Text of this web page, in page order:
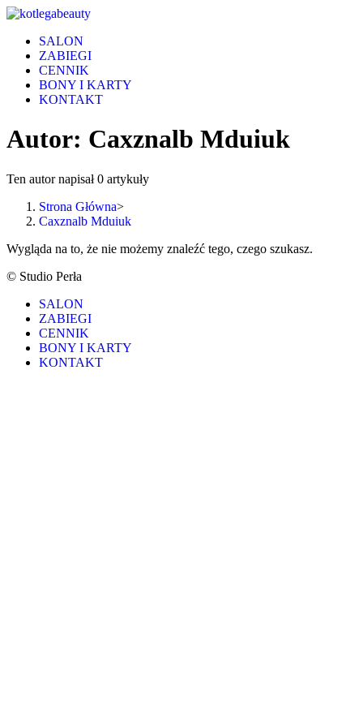
Skip
contentSALON
ZABIEGI
CENNIK
BONY I KARTY
KONTAKT
Autor: Caxznalb Mduiuk
Ten autor napisał 0 artykuły
Strona Główna>
Caxznalb Mduiuk
Wygląda na to, że nie możemy znaleźć tego, czego szukasz.
© Studio Perła
SALON
ZABIEGI
CENNIK
BONY I KARTY
KONTAKT